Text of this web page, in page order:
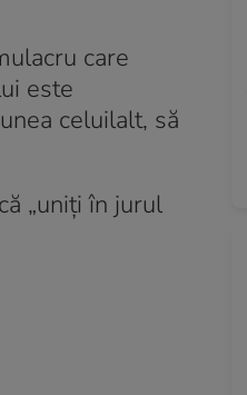
care
este
celuilalt, să
„uniți în jurul